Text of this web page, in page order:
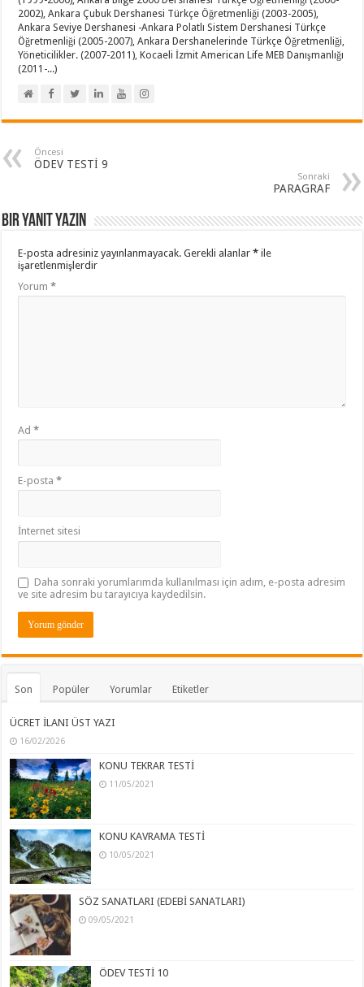
2002), Ankara Çubuk Dershanesi Türkçe Öğretmenliği (2003-2005),
Ankara Seviye Dershanesi -Ankara Polatlı Sistem Dershanesi Türkçe
Öğretmenliği (2005-2007), Ankara Dershanelerinde Türkçe Öğretmenliği,
Yöneticilikler. (2007-2011), Kocaeli İzmit American Life MEB Danışmanlığı
(2011-...)
Öncesi
ÖDEV TESTİ 9
Sonraki
PARAGRAF
Bir yanıt yazın
E-posta adresiniz yayınlanmayacak. Gerekli alanlar* ile
işaretlenmişlerdir
Yorum*
Ad*
E-posta*
İnternet sitesi
Daha sonraki yorumlarımda kullanılması için adım, e-posta adresim
ve site adresim bu tarayıcıya kaydedilsin.
Son Popüler Yorumlar Etiketler
ÜCRET İLANI ÜST YAZI
16/02/2026
KONU TEKRAR TESTİ
11/05/2021
KONU KAVRAMA TESTİ
10/05/2021
SÖZ SANATLARI (EDEBİ SANATLARI)
09/05/2021
ÖDEV TESTİ 10